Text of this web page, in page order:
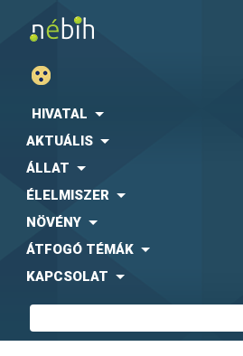
HIVATAL
AKTUÁLIS
ÁLLAT
ÉLELMISZER
NÖVÉNY
ÁTFOGÓ TÉMÁK
KAPCSOLAT